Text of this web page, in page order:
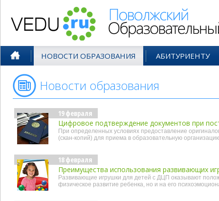
НОВОСТИ ОБРАЗОВАНИЯ АБИТУРИЕНТУ
Новости образования
19 февраля
Цифровое подтверждение документов при
При определенных условиях предоставление
(скан-копий) для приема в образовательную
18 февраля
Преимущества использования развивающих
Развивающие игрушки для детей с ДЦП оказывают
физическое развитие ребенка, но и на его